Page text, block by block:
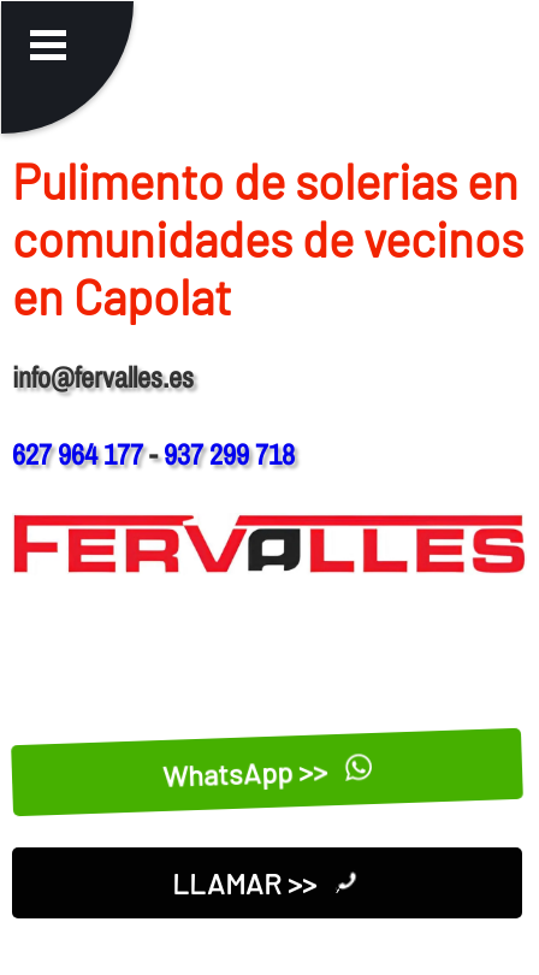
Pulimento de solerias en
comunidades de vecinos
en Capolat
info@fervalles.es
627 964 177-937 299 718
WhatsApp >>
LLAMAR >>